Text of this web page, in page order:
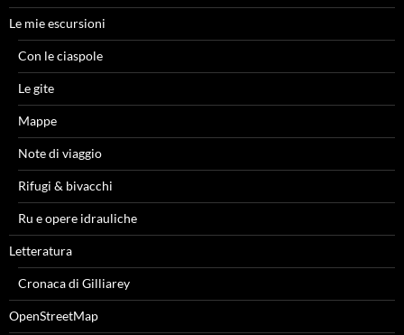
Le mie escursioni
Con le ciaspole
Le gite
Mappe
Note di viaggio
Rifugi & bivacchi
Ru e opere idrauliche
Letteratura
Cronaca di Gilliarey
OpenStreetMap